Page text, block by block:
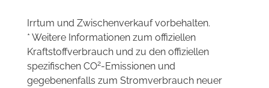
Irrtum und Zwischenverkauf vorbehalten.
* Weitere Informationen zum offiziellen
Kraftstoffverbrauch und zu den offiziellen
spezifischen CO2-Emissionen und
gegebenenfalls zum Stromverbrauch neuer